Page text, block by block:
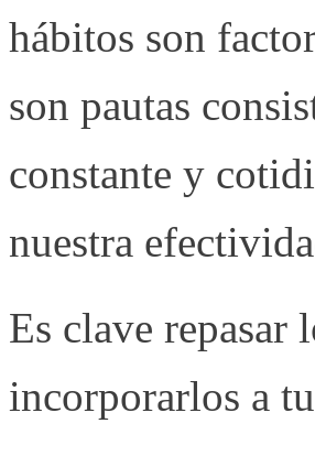
hábitos son
son pautas
constante y
nuestra
Es clave repasar
incorporarlos a